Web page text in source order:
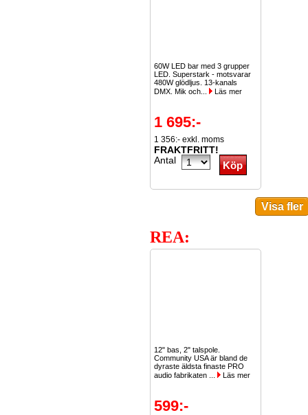
60W LED bar med 3 grupper
LED. Superstark - motsvarar
480W glödljus. 13-kanals
DMX. Mik och...
Läs mer
1 695:-
1 356:- exkl. moms
FRAKTFRITT!
Antal
REA:
12" bas, 2" talspole.
Community USA är bland de
dyraste äldsta finaste PRO
audio fabrikaten ...
Läs mer
599:-